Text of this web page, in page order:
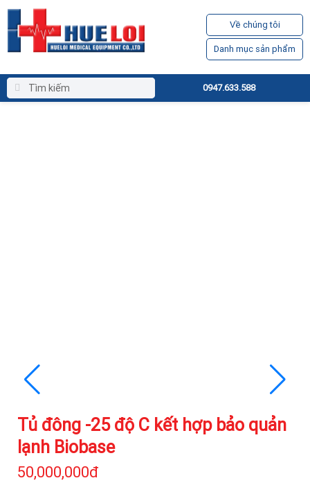
Về chúng tôi
Danh mục sản phẩm
0947.633.588
Tủ đông -25 độ C kết hợp bảo quản
lạnh Biobase
50,000,000đ